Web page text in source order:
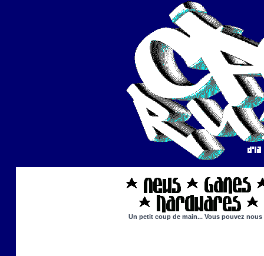
Un petit coup de main... Vous pouvez